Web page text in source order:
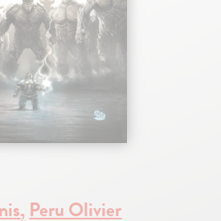
,Peru Olivier